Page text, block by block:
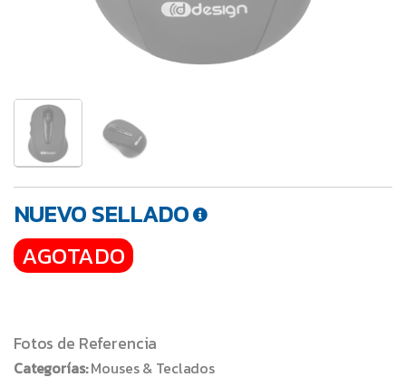
NUEVO SELLADO
AGOTADO
Fotos de Referencia
Categorías:Mouses & Teclados